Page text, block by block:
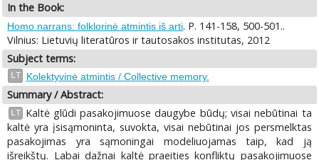
In the Book:
Homo narrans: folklorinė atmintis iš arti. P. 141-158, 500-501..
Vilnius: Lietuvių literatūros ir tautosakos institutas, 2012
Subject terms:
LT Kolektyvinė atmintis / Collective memory.
Summary / Abstract:
LT
Kaltė glūdi pasakojimuose daugybe būdų; visai nebūtinai ta
kaltė yra įsisąmoninta, suvokta, visai nebūtinai jos persmelktas
pasakojimas yra sąmoningai modeliuojamas taip, kad ją
išreikštų. Labai dažnai kaltė praeities konfliktų pasakojimuose